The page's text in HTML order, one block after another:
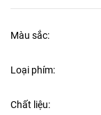
Màu sắc:
Loại phím:
Chất liệu: